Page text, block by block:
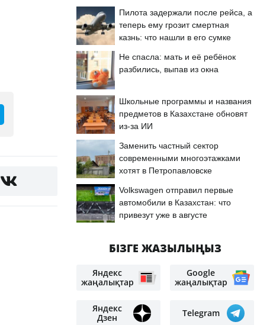
Пилота задержали после рейса, а
теперь ему грозит смертная
казнь: что нашли в его сумке
Не спасла: мать и её ребёнок
разбились, выпав из окна
Школьные программы и названия
предметов в Казахстане обновят
из-за ИИ
Заменить частный сектор
современными многоэтажками
хотят в Петропавловске
Volkswagen отправил первые
автомобили в Казахстан: что
привезут уже в августе
БІЗГЕ ЖАЗЫЛЫҢЫЗ
Яндекс
жаңалықтар
Google
жаңалықтар
Яндекс
Дзен
Telegram